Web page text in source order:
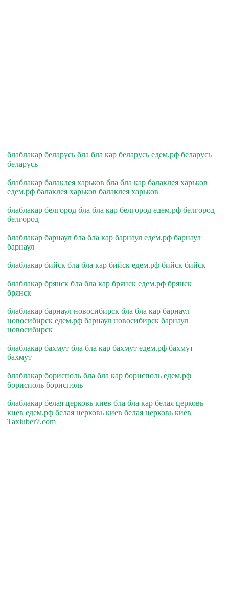
блаблакар беларусь бла бла кар беларусь едем.рф беларусь
беларусь
блаблакар балаклея харьков бла бла кар балаклея харьков
едем.рф балаклея харьков балаклея харьков
блаблакар белгород бла бла кар белгород едем.рф белгород
белгород
блаблакар барнаул бла бла кар барнаул едем.рф барнаул
барнаул
блаблакар бийск бла бла кар бийск едем.рф бийск бийск
блаблакар брянск бла бла кар брянск едем.рф брянск
брянск
блаблакар барнаул новосибирск бла бла кар барнаул
новосибирск едем.рф барнаул новосибирск барнаул
новосибирск
блаблакар бахмут бла бла кар бахмут едем.рф бахмут
бахмут
блаблакар борисполь бла бла кар борисполь едем.рф
борисполь борисполь
блаблакар белая церковь киев бла бла кар белая церковь
киев едем.рф белая церковь киев белая церковь киев
Taxiuber7.com